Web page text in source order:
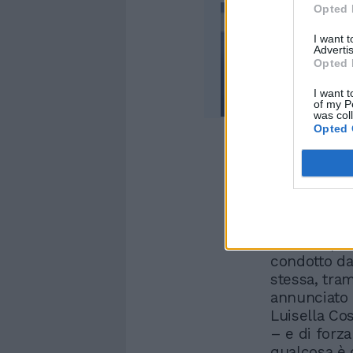
Opted
I want
Opted
I want
of my
was
Opted
condotto
stessa,
annunciato
Luisella
– e di